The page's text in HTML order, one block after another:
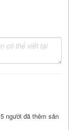
5 người đã thêm sản